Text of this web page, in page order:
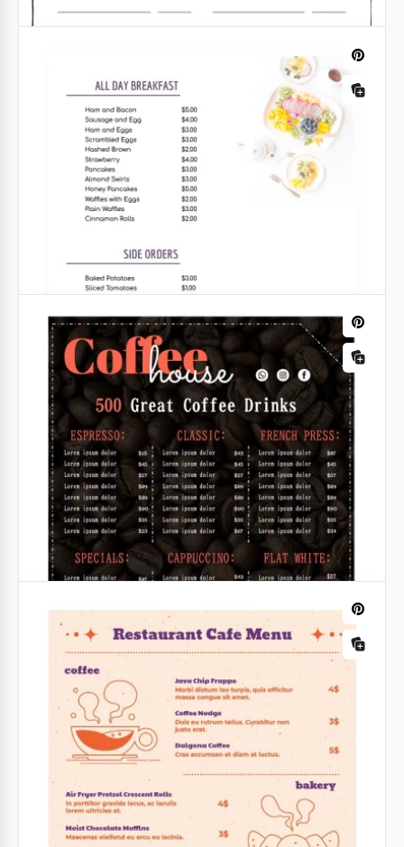
Menú clásico de desayuno en un
restaurante.
¿Qué tal una plantilla de menú para un café y/o
restaurante? ¡Nuestro equipo piensa que esta
plantilla de Google Slides no te dejará indiferente,
sino que contribuirá a un gran ambiente de ánimo!
Menú del Restaurante Blanco Puro
Un menú de restaurante no tiene que ser brillante y
colorido. Puede ser blanco y seguir siendo hermoso.
Nuestra plantilla es una prueba de ello.
Google Sheets